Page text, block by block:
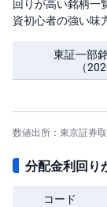
資初心者の強い味
東証一部
（
数値出所：東京証券
分配金利回り
コード